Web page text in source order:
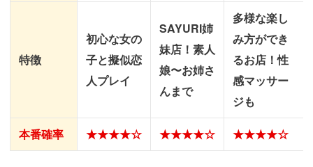
特徴
初心な女の
子と擬似恋
人プレイ
SAYURI姉
妹店！素人
娘〜お姉さ
んまで
多様な楽し
み方ができ
るお店！性
感マッサー
ジも
本番確率 ★★★★☆ ★★★★☆ ★★★★☆